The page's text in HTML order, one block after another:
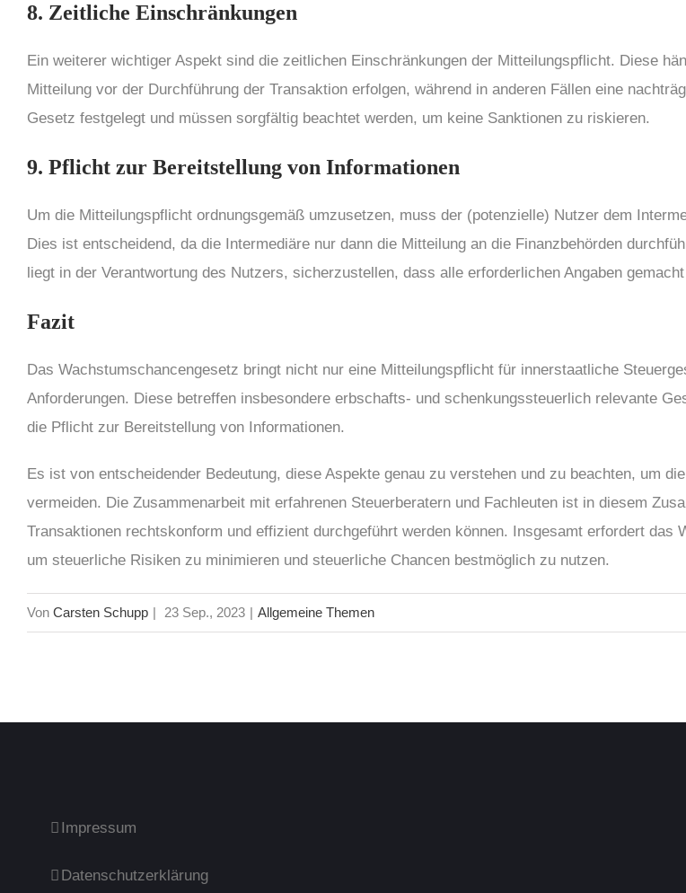
8. Zeitliche Einschränkungen
Ein weiterer wichtiger Aspekt sind die zeitlichen Einschränkungen der Mitteilungspflicht. Diese
Mitteilung vor der Durchführung der Transaktion erfolgen, während in anderen Fällen eine
Gesetz festgelegt und müssen sorgfältig beachtet werden, um keine Sanktionen zu riskieren.
9. Pflicht zur Bereitstellung von Informationen
Um die Mitteilungspflicht ordnungsgemäß umzusetzen, muss der (potenzielle) Nutzer dem
Dies ist entscheidend, da die Intermediäre nur dann die Mitteilung an die Finanzbehörden
liegt in der Verantwortung des Nutzers, sicherzustellen, dass alle erforderlichen Angaben
Fazit
Das Wachstumschancengesetz bringt nicht nur eine Mitteilungspflicht für innerstaatliche
Anforderungen. Diese betreffen insbesondere erbschafts- und schenkungssteuerlich relevante
die Pflicht zur Bereitstellung von Informationen.
Es ist von entscheidender Bedeutung, diese Aspekte genau zu verstehen und zu beachten, um
vermeiden. Die Zusammenarbeit mit erfahrenen Steuerberatern und Fachleuten ist in diesem
Transaktionen rechtskonform und effizient durchgeführt werden können. Insgesamt erfordert das
um steuerliche Risiken zu minimieren und steuerliche Chancen bestmöglich zu nutzen.
Von Carsten Schupp | 23 Sep., 2023 | Allgemeine Themen
Impressum
Datenschutzerklärung